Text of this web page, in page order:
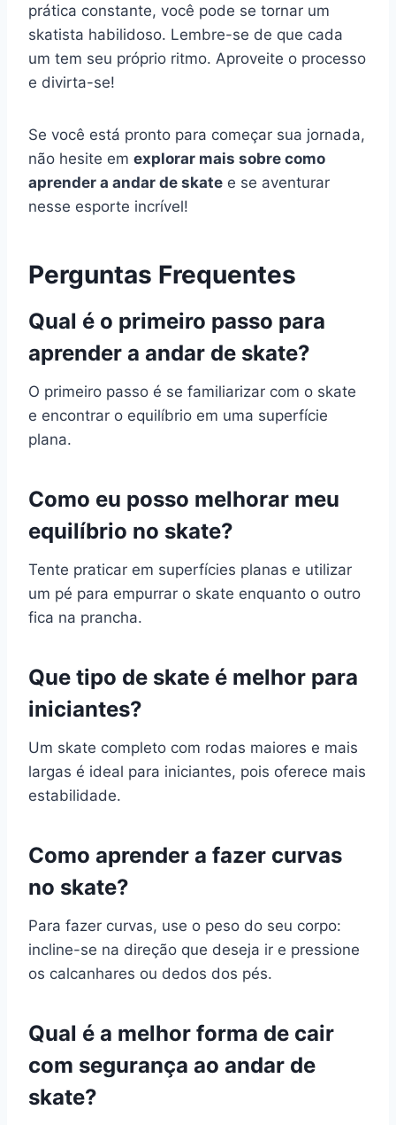
prática constante, você pode se tornar um
skatista habilidoso. Lembre-se de que cada
um tem seu próprio ritmo. Aproveite o processo
e divirta-se!
Se você está pronto para começar sua jornada,
não hesite em explorar mais sobre como
aprender a andar de skate e se aventurar
nesse esporte incrível!
Perguntas Frequentes
Qual é o primeiro passo para
aprender a andar de skate?
O primeiro passo é se familiarizar com o skate
e encontrar o equilíbrio em uma superfície
plana.
Como eu posso melhorar meu
equilíbrio no skate?
Tente praticar em superfícies planas e utilizar
um pé para empurrar o skate enquanto o outro
fica na prancha.
Que tipo de skate é melhor para
iniciantes?
Um skate completo com rodas maiores e mais
largas é ideal para iniciantes, pois oferece mais
estabilidade.
Como aprender a fazer curvas
no skate?
Para fazer curvas, use o peso do seu corpo:
incline-se na direção que deseja ir e pressione
os calcanhares ou dedos dos pés.
Qual é a melhor forma de cair
com segurança ao andar de
skate?